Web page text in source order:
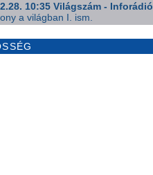
10:35 Világszám - Inforádió
a világban I. ism.